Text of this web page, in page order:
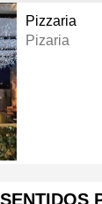
Pizzaria
Pizaria